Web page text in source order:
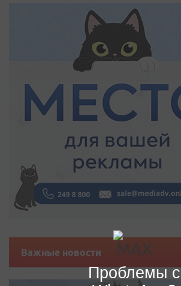
Важные новости
Проблемы с